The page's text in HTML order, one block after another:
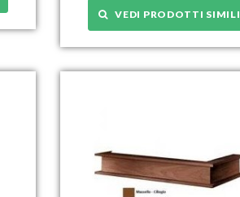
VEDI PRODOTTI SIMILI